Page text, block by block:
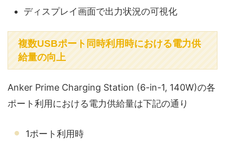
ディスプレイ画面で出力状況の可視化
複数USBポート同時利用時における電力供
給量の向上
Anker Prime Charging Station (6-in-1, 140W)の各
ポート利用における電力供給量は下記の通り
1ポート利用時